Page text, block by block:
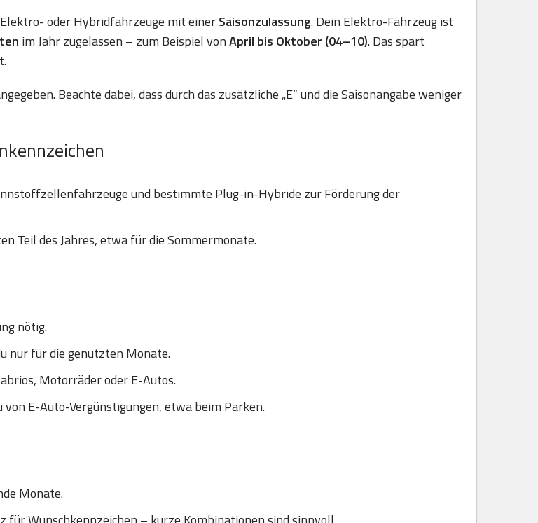
oder Hybridfahrzeuge mit einerSaisonzulassung. Dein Elektro-Fahrzeug ist
im Jahr zugelassen – zum Beispiel vonApril bis Oktober (04–10). Das spart
Beachte dabei, dass durch das zusätzliche „E“ und die Saisonangabe weniger
und bestimmte Plug-in-Hybride zur Förderung der
Teil des Jahres, etwa für die Sommermonate.
nötig.
nur für die genutzten Monate.
Motorräder oder E-Autos.
E-Auto-Vergünstigungen, etwa beim Parken.
Monate.